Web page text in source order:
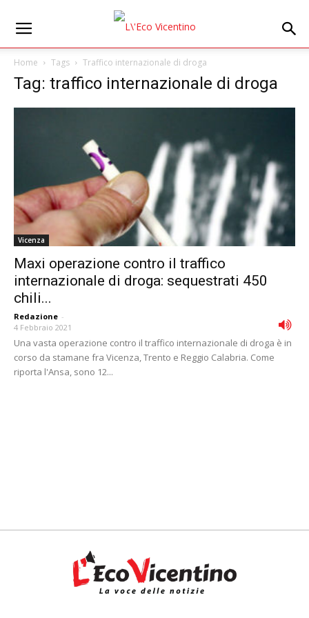
Home Tags Traffico internazionale di droga
Tag: traffico internazionale di droga
Vicenza
Maxi operazione contro il traffico
internazionale di droga: sequestrati 450
chili...
Redazione -
4 Febbraio 2021
Una vasta operazione contro il traffico internazionale di droga è in
corso da stamane fra Vicenza, Trento e Reggio Calabria. Come
riporta l'Ansa, sono 12...